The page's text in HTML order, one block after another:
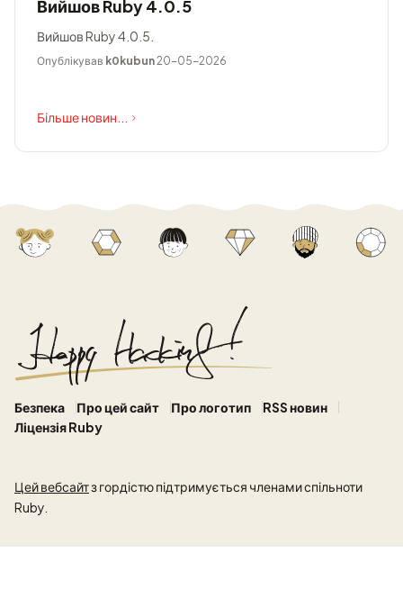
Вийшов Ruby 4.0.5
Вийшов Ruby 4.0.5.
Опублікував k0kubun20-05-2026
Більше новин...
Безпека Про цей сайт Про логотип
RSS новин
Ліцензія Ruby
Цей вебсайтз гордістю підтримується членами спільноти
Ruby.